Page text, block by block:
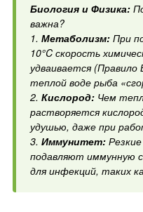
Биология и Физика:
важна?
1. Метаболизм: При
10°C скорость
удваивается
теплой воде рыба
2. Кислород: Чем
растворяется
удушью, даже при
3. Иммунитет:
подавляют иммунную
для инфекций, таких